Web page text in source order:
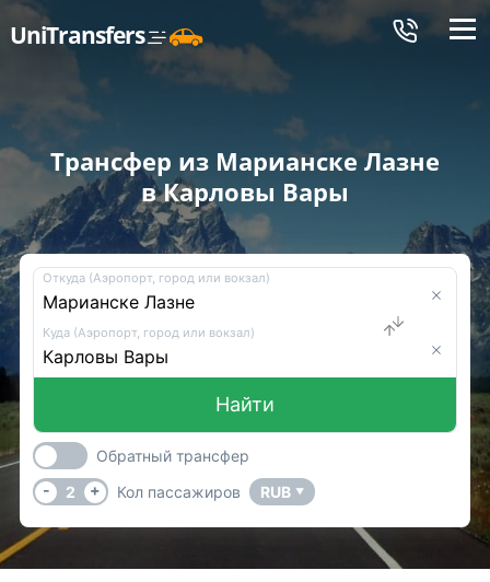
UniTransfers Меню
Трансфер из Марианске Лазне
в Карловы Вары
Откуда (Аэропорт, город или вокзал)
Куда (Аэропорт, город или вокзал)
Найти
Обратный трансфер
-
2 + Кол пассажиров RUB ▼